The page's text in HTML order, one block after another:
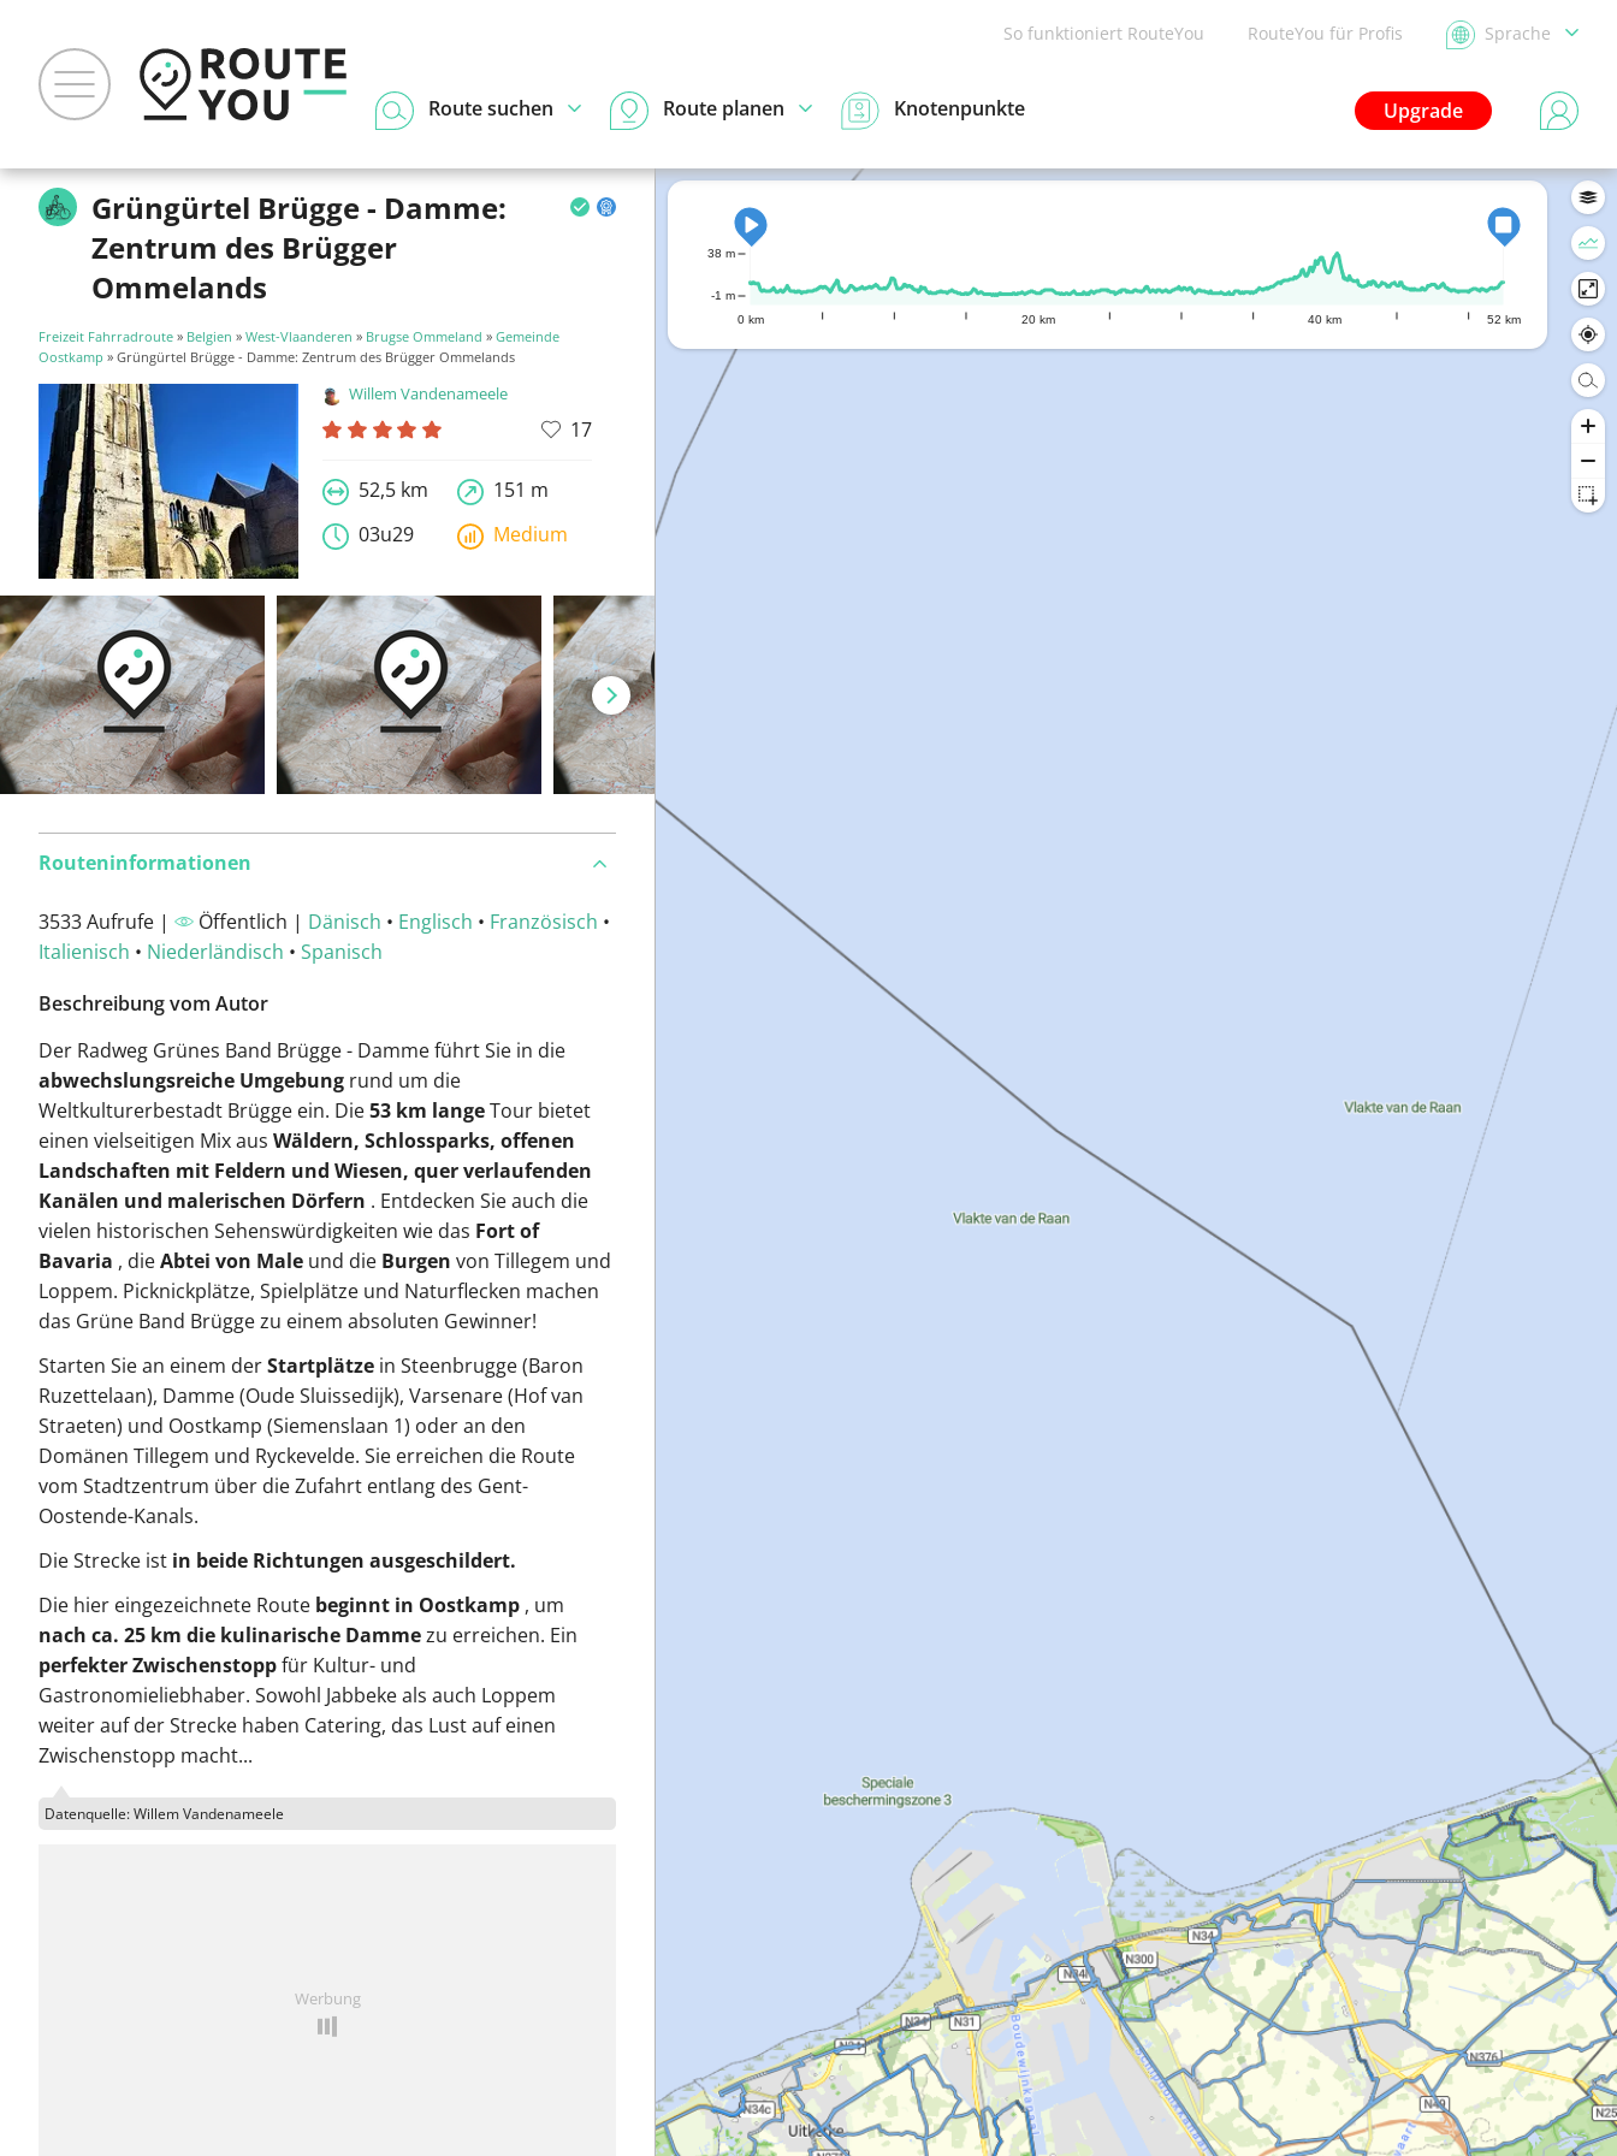
So funktioniert RouteYou RouteYou für Profis Sprache
Upgrade
Route suchen Route planen Knotenpunkte
Grüngürtel Brügge - Damme:
Zentrum des Brügger
Ommelands
Freizeit Fahrradroute » Belgien » West-Vlaanderen » Brugse Ommeland » Gemeinde
Oostkamp » Grüngürtel Brügge - Damme: Zentrum des Brügger Ommelands
Willem Vandenameele
17
52,5 km
151 m
03u29
Medium
Routeninformationen
3533 Aufrufe | Öffentlich | Dänisch • Englisch • Französisch •
Italienisch • Niederländisch • Spanisch
Beschreibung vom Autor
Der Radweg Grünes Band Brügge - Damme führt Sie in die
abwechslungsreiche Umgebung rund um die
Weltkulturerbestadt Brügge ein. Die53 km langeTour bietet
einen vielseitigen Mix aus Wäldern, Schlossparks, offenen
Landschaften mit Feldern und Wiesen, quer verlaufenden
Kanälen und malerischen Dörfern . Entdecken Sie auch die
vielen historischen Sehenswürdigkeiten wie das Fort of
Bavaria , dieAbtei von Male und die Burgen von Tillegem und
Loppem. Picknickplätze, Spielplätze und Naturflecken machen
das Grüne Band Brügge zu einem absoluten Gewinner!
Starten Sie an einem derStartplätze in Steenbrugge (Baron
Ruzettelaan), Damme (Oude Sluissedijk), Varsenare (Hof van
Straeten) und Oostkamp (Siemenslaan 1) oder an den
Domänen Tillegem und Ryckevelde. Sie erreichen die Route
vom Stadtzentrum über die Zufahrt entlang des Gent-
Oostende-Kanals.
Die Strecke ist in beide Richtungen ausgeschildert.
Die hier eingezeichnete Route beginnt in Oostkamp , um
nach ca. 25 km die kulinarische Dammezu erreichen. Ein
perfekter Zwischenstoppfür Kultur- und
Gastronomieliebhaber. Sowohl Jabbeke als auch Loppem
weiter auf der Strecke haben Catering, das Lust auf einen
Zwischenstopp macht...
Datenquelle: Willem Vandenameele
Werbung
0 km 20 km 40 km 52 km
-1 m
38 m